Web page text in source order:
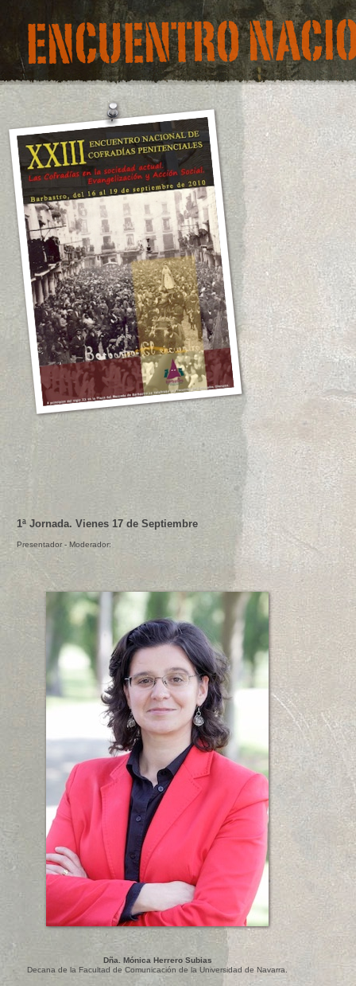
1ª Jornada. Vienes 17 de Septiembre
Presentador - Moderador:
Dña. Mónica Herrero Subias
Decana de la Facultad de Comunicación de la Universidad de Navarra.